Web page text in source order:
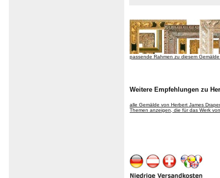
passende Rahmen zu diesem
Weitere Empfehlungen zu
alle Gemälde von Herbert James
Themen anzeigen, die für das Werk